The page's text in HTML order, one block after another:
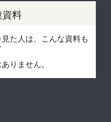
資料
た人は、こんな資料も
りません。